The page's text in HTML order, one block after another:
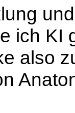
ich KI
also